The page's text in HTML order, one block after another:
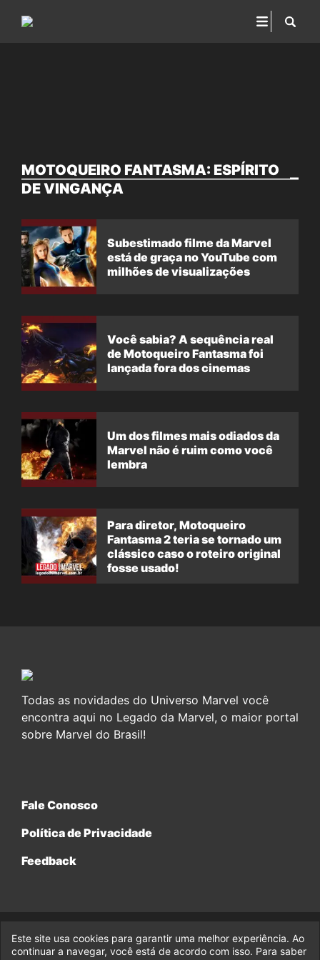
MOTOQUEIRO FANTASMA: ESPÍRITO
DE VINGANÇA
Subestimado filme da Marvel
está de graça no YouTube com
milhões de visualizações
Você sabia? A sequência real
de Motoqueiro Fantasma foi
lançada fora dos cinemas
Um dos filmes mais odiados da
Marvel não é ruim como você
lembra
Para diretor, Motoqueiro
Fantasma 2 teria se tornado um
clássico caso o roteiro original
fosse usado!
Todas as novidades do Universo Marvel você
encontra aqui no Legado da Marvel, o maior portal
sobre Marvel do Brasil!
Fale Conosco
Política de Privacidade
Feedback
© 2017-2026 Legado da Marvel, uma empresa da Legado
Enterprises.
Este site usa cookies para garantir uma melhor experiência. Ao
continuar a navegar, você está de acordo com isso. Para saber